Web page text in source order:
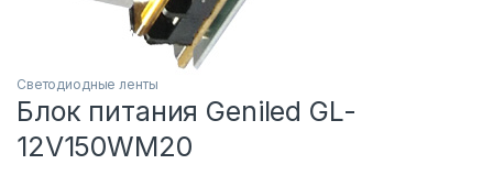
Светодиодные ленты
Блок питания Geniled GL-
12V150WM20